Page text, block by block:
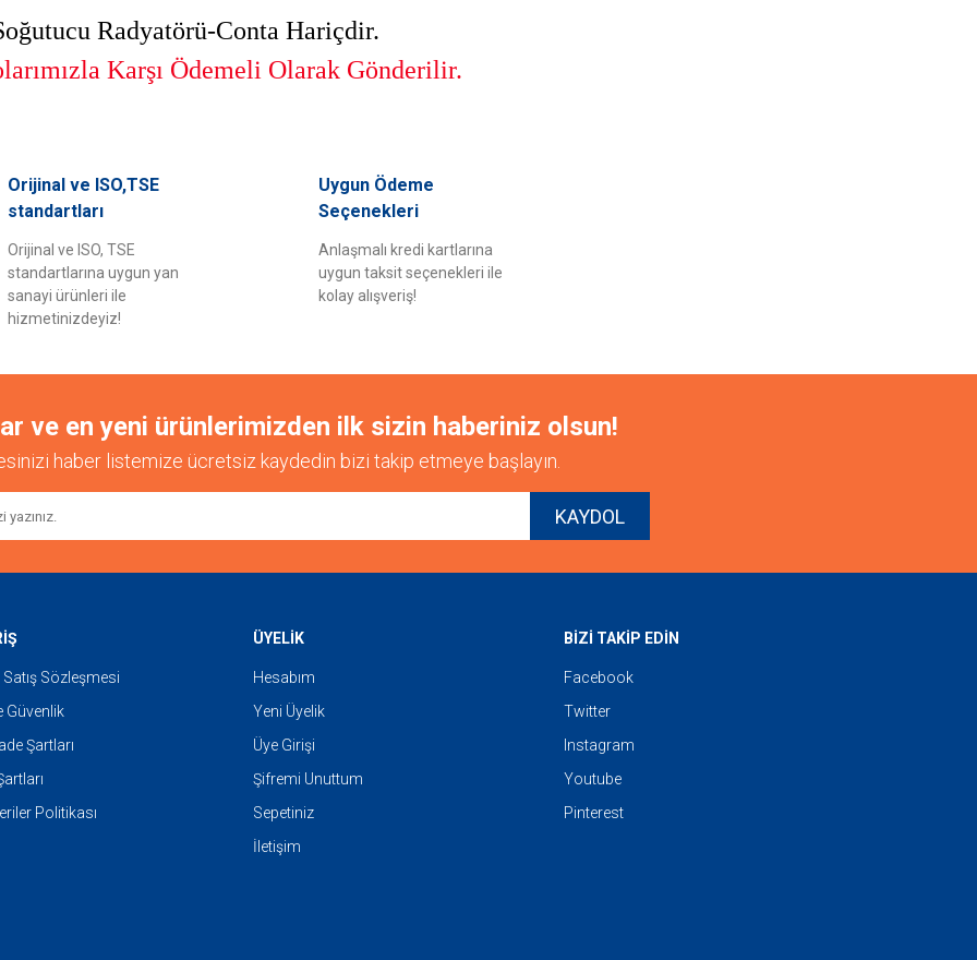
Radyatörü-Conta Hariçdir.
Karşı Ödemeli Olarak Gönderilir.
Bu ürüne ilk yorumu siz yapın!
Gönder
Orijinal ve ISO,TSE
standartları
Orijinal ve ISO, TSE
standartlarına uygun yan
sanayi ürünleri ile
hizmetinizdeyiz!
Uygun Ödeme
Seçenekleri
Anlaşmalı kredi kartlarına
uygun taksit seçenekleri ile
kolay alışveriş!
ve en yeni ürünlerimizden ilk sizin haberiniz olsun!
haber listemize ücretsiz kaydedin bizi takip etmeye başlayın.
KAYDOL
Sözleşmesi
Güvenlik
Şartları
Politikası
ÜYELİK
Hesabım
Yeni Üyelik
Üye Girişi
Şifremi Unuttum
Sepetiniz
İletişim
BİZİ TAKİP EDİN
Facebook
Twitter
Instagram
Youtube
Pinterest